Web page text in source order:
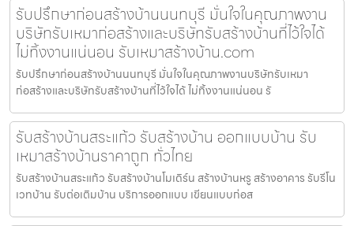
รับปรึกษาก่อนสร้างบ้านนนทบุรี มั่นใจในคุณภาพงาน
บริษัทรับเหมาก่อสร้างและบริษัทรับสร้างบ้านที่ไว้ใจได้
ไม่ทิ้งงานแน่นอน รับเหมาสร้างบ้าน.com
รับปรึกษาก่อนสร้างบ้านนนทบุรี มั่นใจในคุณภาพงานบริษัทรับเหมา
ก่อสร้างและบริษัทรับสร้างบ้านที่ไว้ใจได้ ไม่ทิ้งงานแน่นอน รั
รับสร้างบ้านสระแก้ว รับสร้างบ้าน ออกแบบบ้าน รับ
เหมาสร้างบ้านราคาถูก ทั่วไทย
รับสร้างบ้านสระแก้ว รับสร้างบ้านโมเดิร์น สร้างบ้านหรู สร้างอาคาร รับรีโน
เวทบ้าน รับต่อเติมบ้าน บริการออกแบบ เขียนแบบก่อส